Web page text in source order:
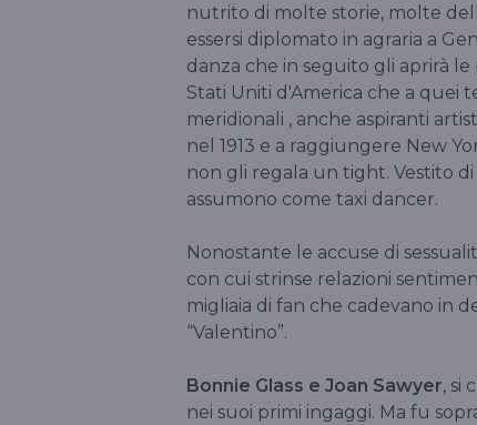
nutrito di molte storie, molte
essersi diplomato in agraria a
danza che in seguito gli aprirà
Stati Uniti d'America che a quei
meridionali , anche aspiranti
nel 1913 e a raggiungere New
non gli regala un tight. Vestito
assumono come taxi dancer.
Nonostante le accuse di
con cui strinse relazioni
migliaia di fan che cadevano in
“Valentino”.
Bonnie Glass e Joan Sawyer, si
nei suoi primi ingaggi. Ma fu